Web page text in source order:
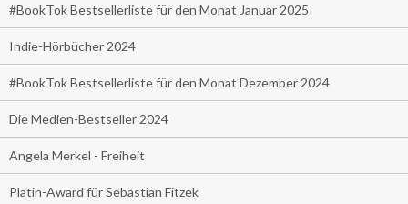
#BookTok Bestsellerliste für den Monat Januar 2025
Indie-Hörbücher 2024
#BookTok Bestsellerliste für den Monat Dezember 2024
Die Medien-Bestseller 2024
Angela Merkel - Freiheit
Platin-Award für Sebastian Fitzek